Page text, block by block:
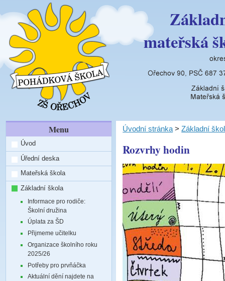
mateřská
Menu
Úvod
Úřední deska
Mateřská škola
Základní škola
Informace pro rodiče:
Školní družina
Úplata za ŠD
Přijmeme učitelku
Organizace školního roku
2025/26
Potřeby pro prvňáčka
Aktuální dění najdete na
Úvodní stránka >Základní
Rozvrhy hodin